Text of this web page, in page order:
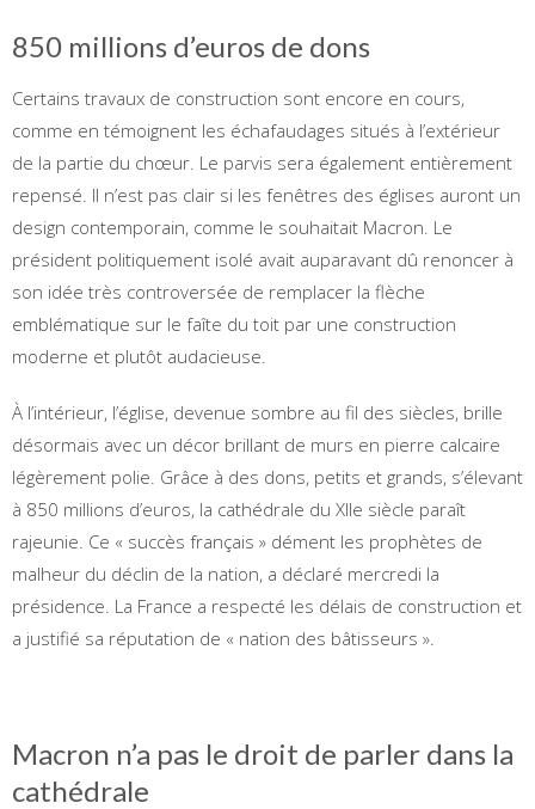
850 millions d’euros de dons
Certains travaux de construction sont encore en cours,
comme en témoignent les échafaudages situés à l’extérieur
de la partie du chœur. Le parvis sera également entièrement
repensé. Il n’est pas clair si les fenêtres des églises auront un
design contemporain, comme le souhaitait Macron. Le
président politiquement isolé avait auparavant dû renoncer à
son idée très controversée de remplacer la flèche
emblématique sur le faîte du toit par une construction
moderne et plutôt audacieuse.
À l’intérieur, l’église, devenue sombre au fil des siècles, brille
désormais avec un décor brillant de murs en pierre calcaire
légèrement polie. Grâce à des dons, petits et grands, s’élevant
à 850 millions d’euros, la cathédrale du XIIe siècle paraît
rajeunie. Ce « succès français » dément les prophètes de
malheur du déclin de la nation, a déclaré mercredi la
présidence. La France a respecté les délais de construction et
a justifié sa réputation de « nation des bâtisseurs ».
Macron n’a pas le droit de parler dans la
cathédrale